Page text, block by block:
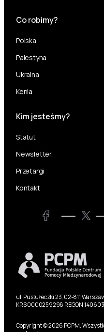
Co robimy?
Polska
Palestyna
Ukraina
Kenia
Kim jesteśmy?
Statut
Newsletter
Przetargi
Kontakt
Facebook
ul. Pustułeczki 23, 02-811
KRS 0000259298 REGON
Copyright © 2026 PCPM.